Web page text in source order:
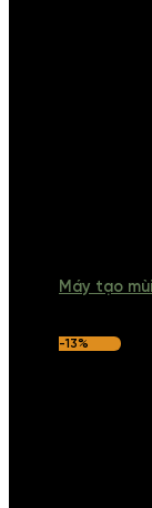
Máy tạo
-13%